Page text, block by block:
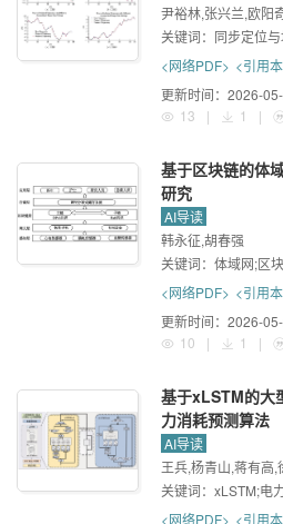
尹裕林,张兴兰,欧阳
关键词： 同步定位与地
<网络PDF> <引用
更新时间： 2026-
13
| 1 |
基于区块链的体
研究
AI导读
韩永征,胡春强
关键词： 体域网;区块链
<网络PDF> <引用
更新时间： 2026-
10
| 1 |
基于xLSTM的大
力消耗预测算法
AI导读
王兵,杨青山,蒋有高,
关键词： xLSTM;电力
<网络PDF> <引用